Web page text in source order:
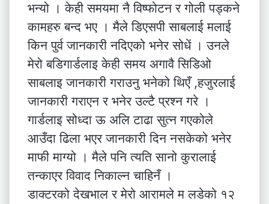
भन्यो । केही समयमा नै विष्फोटन र गोली पड्कने
कामहरु बन्द भए । मैले डिएसपी साबलाई मलाई
किन पुर्व जानकारी नदिएको भनेर सोधें । उनले
मेरो बडिगार्डलाइ केही समय अगावै सिडिओ
साबलाइ जानकारी गराउनु भनेको थिएँ ,हजुरलाई
जानकारी गराएन र भनेर उल्टै प्रश्न गरे ।
गार्डलाइ सोध्दा ऊ अलि टाढा सुत्न गएकोले
आउँदा ढिला भएर जानकारी दिन नसकेको भनेर
माफी माग्यो । मैले पनि त्यति सानो कुरालाई
तन्काएर विवाद निकाल्न चाहिनँ ।
डाक्टरको देखभाल र मेरो आरामले म लडेको १२